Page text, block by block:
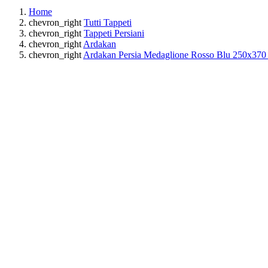
Home
chevron_right Tutti Tappeti
chevron_right Tappeti Persiani
chevron_right Ardakan
chevron_right Ardakan Persia Medaglione Rosso Blu